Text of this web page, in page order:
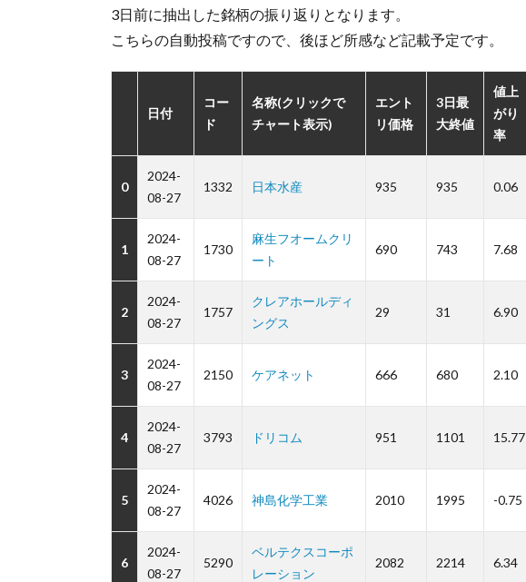
3日前に抽出した銘柄の振り返りとなります。
こちらの自動投稿ですので、後ほど所感など記載予定です。
日付
コー
ド
名称(クリックで
チャート表示)
エント
リ価格
3日最
大終値
値上
がり
率
0
2024-
08-27
1332 日本水産 935 935 0.06
1
2024-
08-27
1730
麻生フオームクリ
ート
690 743 7.68
2
2024-
08-27
1757
クレアホールディ
ングス
29 31 6.90
3
2024-
08-27
2150 ケアネット 666 680 2.10
4
2024-
08-27
3793 ドリコム 951 1101 15.77
5
2024-
08-27
4026 神島化学工業 2010 1995 -0.75
6
2024-
08-27
5290
ベルテクスコーポ
レーション
2082 2214 6.34